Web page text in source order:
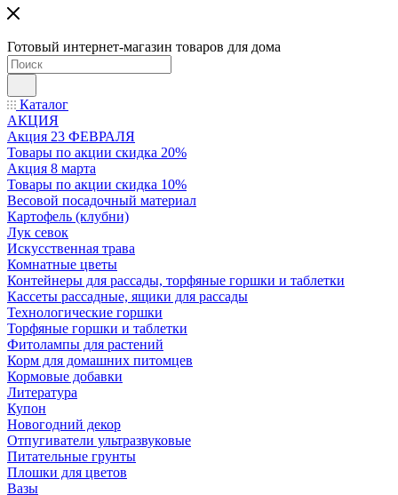
Готовый интернет-магазин товаров для дома
Каталог
АКЦИЯ
Акция 23 ФЕВРАЛЯ
Товары по акции скидка 20%
Акция 8 марта
Товары по акции скидка 10%
Весовой посадочный материал
Картофель (клубни)
Лук севок
Искусственная трава
Комнатные цветы
Контейнеры для рассады, торфяные горшки и таблетки
Кассеты рассадные, ящики для рассады
Технологические горшки
Торфяные горшки и таблетки
Фитолампы для растений
Корм для домашних питомцев
Кормовые добавки
Литература
Купон
Новогодний декор
Отпугиватели ультразвуковые
Питательные грунты
Плошки для цветов
Вазы